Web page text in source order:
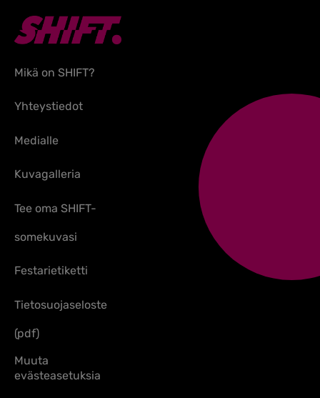
Mikä on SHIFT?
Yhteystiedot
Medialle
Kuvagalleria
Tee oma SHIFT-
somekuvasi
Festarietiketti
Tietosuojaseloste
(pdf)
Muuta
evästeasetuksia